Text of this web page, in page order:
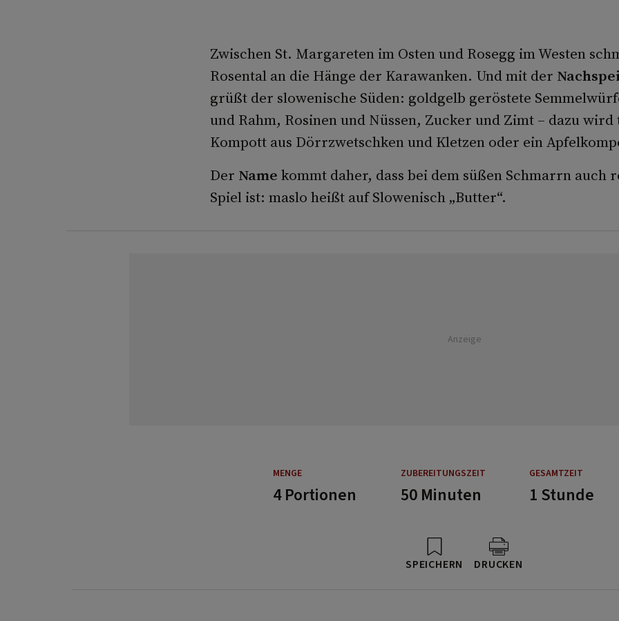
Zwischen St. Margareten im Osten und Rosegg im Westen
Rosental an die Hänge der Karawanken. Und mit der
grüßt der slowenische Süden: goldgelb geröstete
und Rahm, Rosinen und Nüssen, Zucker und Zimt – dazu
Kompott aus Dörrzwetschken und Kletzen oder ein
Der Name kommt daher, dass bei dem süßen Schmarrn auch
Spiel ist: maslo heißt auf Slowenisch „Butter“.
Anzeige
MENGE ZUBEREITUNGSZEIT GESAMTZEIT
4 Portionen 50 Minuten 1 Stunde
SPEICHERN DRUCKEN